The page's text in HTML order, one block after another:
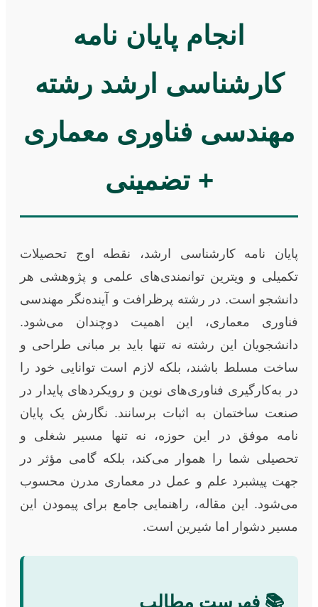
انجام پایان نامه
کارشناسی ارشد رشته
مهندسی فناوری معماری
+ تضمینی
پایان نامه کارشناسی ارشد، نقطه اوج تحصیلات
تکمیلی و ویترین توانمندی‌های علمی و پژوهشی هر
دانشجو است. در رشته پرظرافت و آینده‌نگر مهندسی
فناوری معماری، این اهمیت دوچندان می‌شود.
دانشجویان این رشته نه تنها باید بر مبانی طراحی و
ساخت مسلط باشند، بلکه لازم است توانایی خود را
در به‌کارگیری فناوری‌های نوین و رویکردهای پایدار در
صنعت ساختمان به اثبات برسانند. نگارش یک پایان
نامه موفق در این حوزه، نه تنها مسیر شغلی و
تحصیلی شما را هموار می‌کند، بلکه گامی مؤثر در
جهت پیشبرد علم و عمل در معماری مدرن محسوب
می‌شود. این مقاله، راهنمایی جامع برای پیمودن این
مسیر دشوار اما شیرین است.
📚 فهرست مطالب